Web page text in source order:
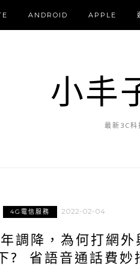
ANDROID APPLE
小丰
最新3C科
4G電信服務 2022-02-04
調降，為何打網外
? 省語音通話費妙